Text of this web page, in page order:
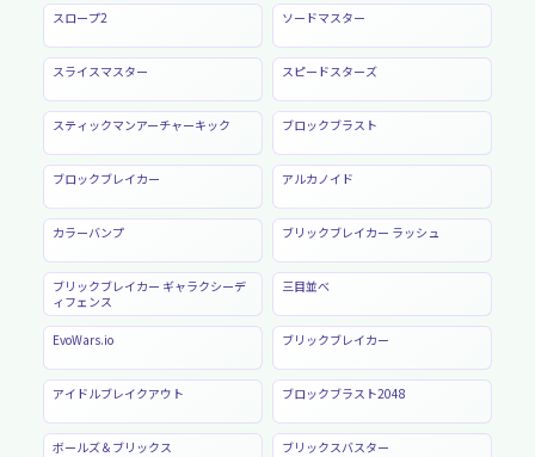
スロープ2 ソードマスター
スライスマスター スピードスターズ
スティックマンアーチャーキック ブロックブラスト
ブロックブレイカー アルカノイド
カラーバンプ ブリックブレイカー ラッシュ
ブリックブレイカー ギャラクシーデ
ィフェンス
三目並べ
EvoWars.io ブリックブレイカー
アイドルブレイクアウト ブロックブラスト2048
ボールズ＆ブリックス ブリックスバスター